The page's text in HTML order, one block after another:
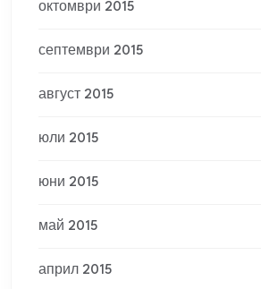
октомври 2015
септември 2015
август 2015
юли 2015
юни 2015
май 2015
април 2015